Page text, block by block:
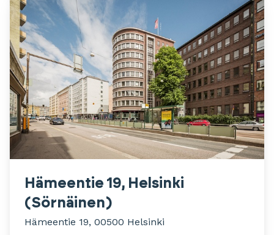
Hämeentie 19, Helsinki
(Sörnäinen)
Hämeentie 19, 00500 Helsinki